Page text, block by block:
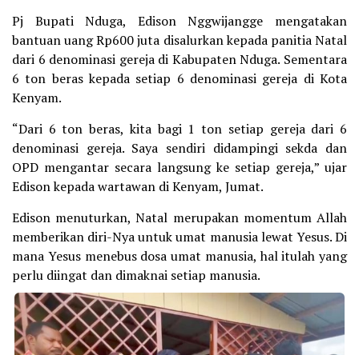
Pj Bupati Nduga, Edison Nggwijangge mengatakan
bantuan uang Rp600 juta disalurkan kepada panitia Natal
dari 6 denominasi gereja di Kabupaten Nduga. Sementara
6 ton beras kepada setiap 6 denominasi gereja di Kota
Kenyam.
“Dari 6 ton beras, kita bagi 1 ton setiap gereja dari 6
denominasi gereja. Saya sendiri didampingi sekda dan
OPD mengantar secara langsung ke setiap gereja,” ujar
Edison kepada wartawan di Kenyam, Jumat.
Edison menuturkan, Natal merupakan momentum Allah
memberikan diri-Nya untuk umat manusia lewat Yesus. Di
mana Yesus menebus dosa umat manusia, hal itulah yang
perlu diingat dan dimaknai setiap manusia.